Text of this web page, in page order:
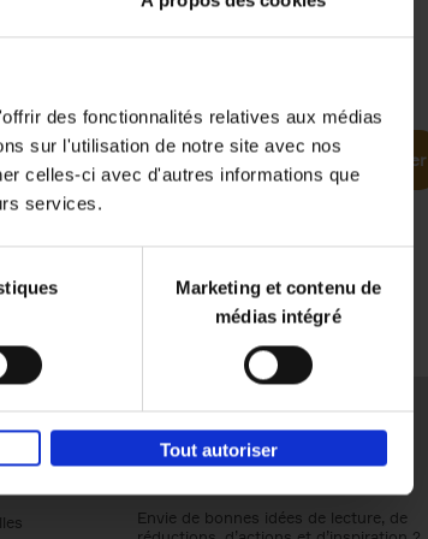
des fonctionnalités relatives aux médias
sur l'utilisation de notre site avec nos
celles-ci avec d'autres informations que
services.
Marketing et contenu de
médias intégré
Tout autoriser
Ajouter au panier
Envie de bonnes idées de lecture, de